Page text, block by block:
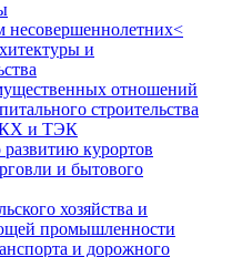
несовершеннолетних<
и
отношений
строительства
и ТЭК
курортов
и бытового
хозяйства и
промышленности
и дорожного